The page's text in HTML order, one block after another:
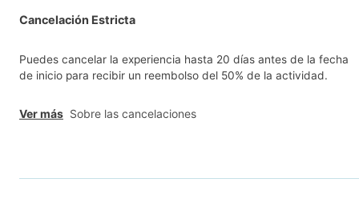
Cancelación Estricta
Puedes cancelar la experiencia hasta 20 días antes de la fecha
de inicio para recibir un reembolso del 50% de la actividad.
Ver más Sobre las cancelaciones